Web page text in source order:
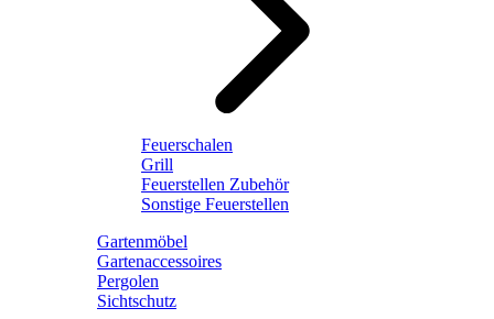
Feuerschalen
Grill
Feuerstellen Zubehör
Sonstige Feuerstellen
Gartenmöbel
Gartenaccessoires
Pergolen
Sichtschutz